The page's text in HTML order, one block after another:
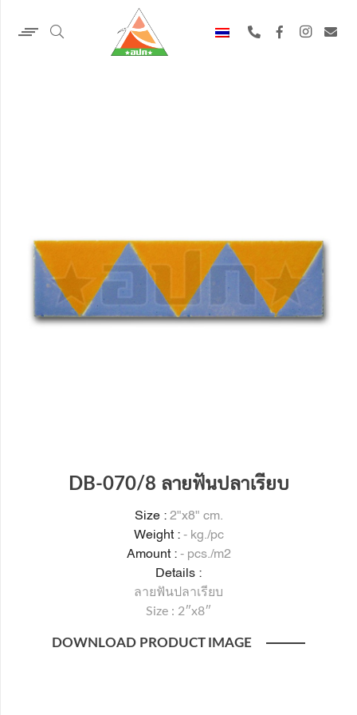
DB-070/8 ลายฟันปลาเรียบ
Size :2"x8" cm.
Weight :- kg./pc
Amount :- pcs./m2
Details :
ลายฟันปลาเรียบ
Size : 2″x8″
DOWNLOAD PRODUCT IMAGE